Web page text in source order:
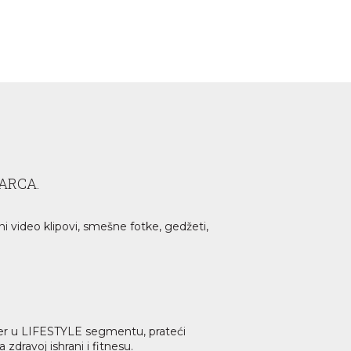
video klipovi, smešne fotke, gedžeti,
u LIFESTYLE segmentu, prateći
ishrani i fitnesu.